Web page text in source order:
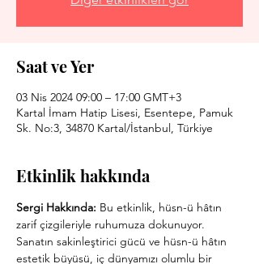
Saat ve Yer
03 Nis 2024 09:00 – 17:00 GMT+3
Kartal İmam Hatip Lisesi, Esentepe, Pamuk
Sk. No:3, 34870 Kartal/İstanbul, Türkiye
Etkinlik hakkında
Sergi Hakkında: Bu etkinlik, hüsn-ü hâtın
zarif çizgileriyle ruhumuza dokunuyor.
Sanatın sakinleştirici gücü ve hüsn-ü hâtın
estetik büyüsü, iç dünyamızı olumlu bir